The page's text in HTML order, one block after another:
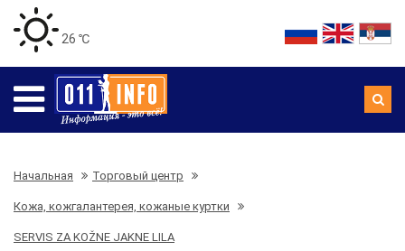
26 ℃
Начальная Торговый центр
Кожа, кожгалантерея, кожаные куртки
SERVIS ZA KOŽNE JAKNE LILA